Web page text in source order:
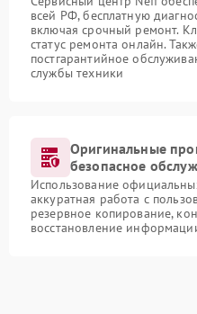
всей РФ, бесплатную
включая срочный ремонт.
статус ремонта онлайн.
постгарантийное
службы техники
Оригинальные
безопасное
Использование
аккуратная работа с
резервное копирование,
восстановление